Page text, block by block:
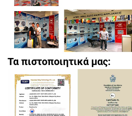
Τα πιστοποιητικά μας: